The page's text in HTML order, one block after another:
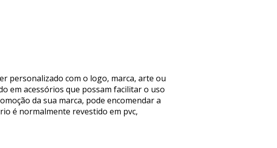
personalizado com o logo, marca, arte ou
em acessórios que possam facilitar o uso
da sua marca, pode encomendar a
é normalmente revestido em pvc,